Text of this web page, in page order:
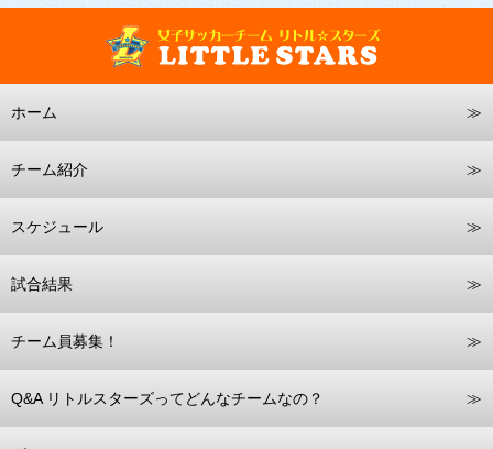
ホーム
チーム紹介
スケジュール
試合結果
チーム員募集！
Q&A リトルスターズってどんなチームなの？